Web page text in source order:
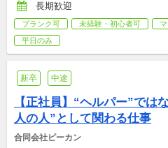
長期歓迎
ブランク可 未経験・初心者可
平日のみ
新卒 中途
【正社員】“ヘルパー”では
人の人”として関わる仕事
合同会社ピーカン